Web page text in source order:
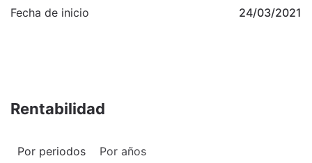
Fecha de inicio 24/03/2021
Rentabilidad
Por periodos Por años